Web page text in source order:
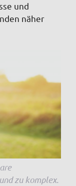
und
näher
zu komplex.